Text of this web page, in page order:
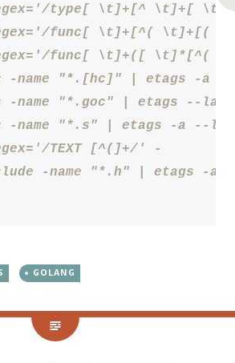
type[ \t]+[^ \t]+[
func[ \t]+[^( \t]+[(
func[ \t]+([ \t]*[^(
-name "*.[hc]" | etags -a -
name "*.goc" | etags --
name "*.s" | etags -a --
TEXT [^(]+/' -
-name "*.h" | etags -a -
GOLANG